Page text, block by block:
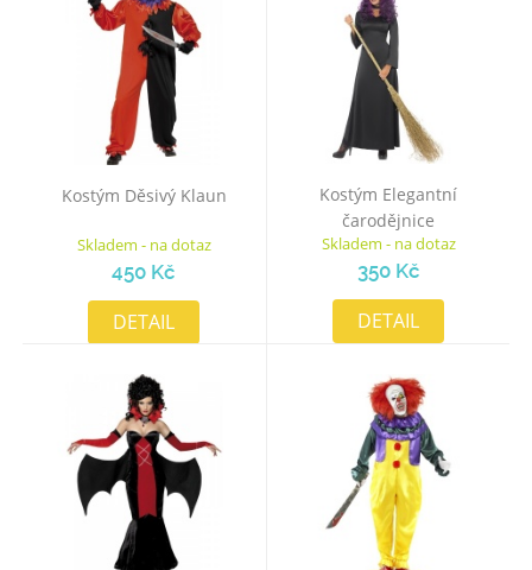
Kostým Děsivý Klaun
Skladem - na dotaz
450 Kč
DETAIL
Kostým Elegantní
čarodějnice
Skladem - na dotaz
350 Kč
DETAIL